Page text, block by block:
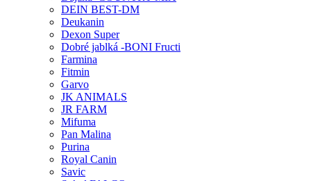
DEIN BEST-DM
Deukanin
Dexon Super
Dobré jablká -BONI Fructi
Farmina
Fitmin
Garvo
JK ANIMALS
JR FARM
Mifuma
Pan Malina
Purina
Royal Canin
Savic